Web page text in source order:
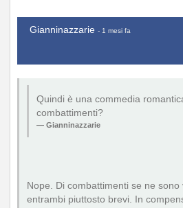
Gianninazzarie - 1 mesi fa
Quindi è una commedia
combattimenti?
Gianninazzarie
Nope. Di combattimenti se ne sono
entrambi piuttosto brevi. In